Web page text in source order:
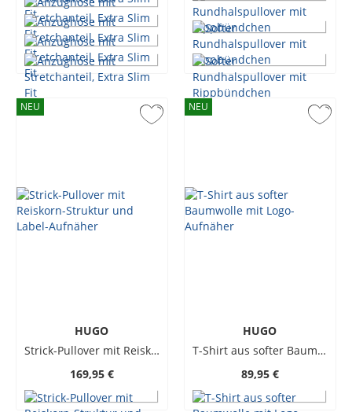
NEU
HUGO
Strick-Pullover mit Reiskorn-Struktur und Label-Aufnäher
169,95 €
NEU
HUGO
T-Shirt aus softer Baumwolle mit Logo-Aufnäher
89,95 €